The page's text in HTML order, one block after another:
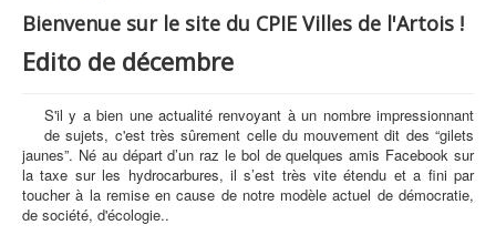
Bienvenue sur le site du CPIE Villes de l'Artois !
Edito de décembre
S'il y a bien une actualité renvoyant à un nombre impressionnant
de sujets, c'est très sûrement celle du mouvement dit des “gilets
jaunes”. Né au départ d’un raz le bol de quelques amis Facebook sur
la taxe sur les hydrocarbures, il s’est très vite étendu et a fini par
toucher à la remise en cause de notre modèle actuel de démocratie,
de société, d'écologie..